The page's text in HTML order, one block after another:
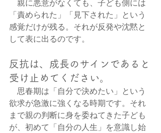
親に悪意がなくても、子ども側には
「責められた」「見下された」という
感覚だけが残る。それが反発や沈黙と
して表に出るのです。
反抗は、成長のサインであると
受け止めてください。
思春期は「自分で決めたい」という
欲求が急激に強くなる時期です。それ
まで親の判断に身を委ねてきた子ども
が、初めて「自分の人生」を意識し始